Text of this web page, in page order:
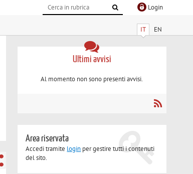
Login
IT EN
Ultimi avvisi
Al momento non sono presenti avvisi.
Area riservata
Accedi tramite login per gestire tutti i contenuti
del sito.